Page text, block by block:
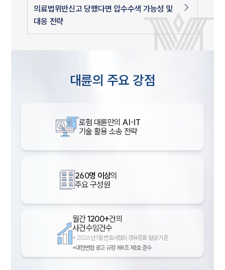
의료법위반신고 당했다면 압수수색 가능성 및
대응 전략
대륜의 주요 강점
로펌 대륜만의 AI·IT
기술 활용 소송 전략
260명 이상의
주요 구성원
월간1200+건의
사건수임건수
* 2026년 1월 변호사협회 경유증표 발급 기준
*대한변협 광고 규정 제4조 제1호 준수